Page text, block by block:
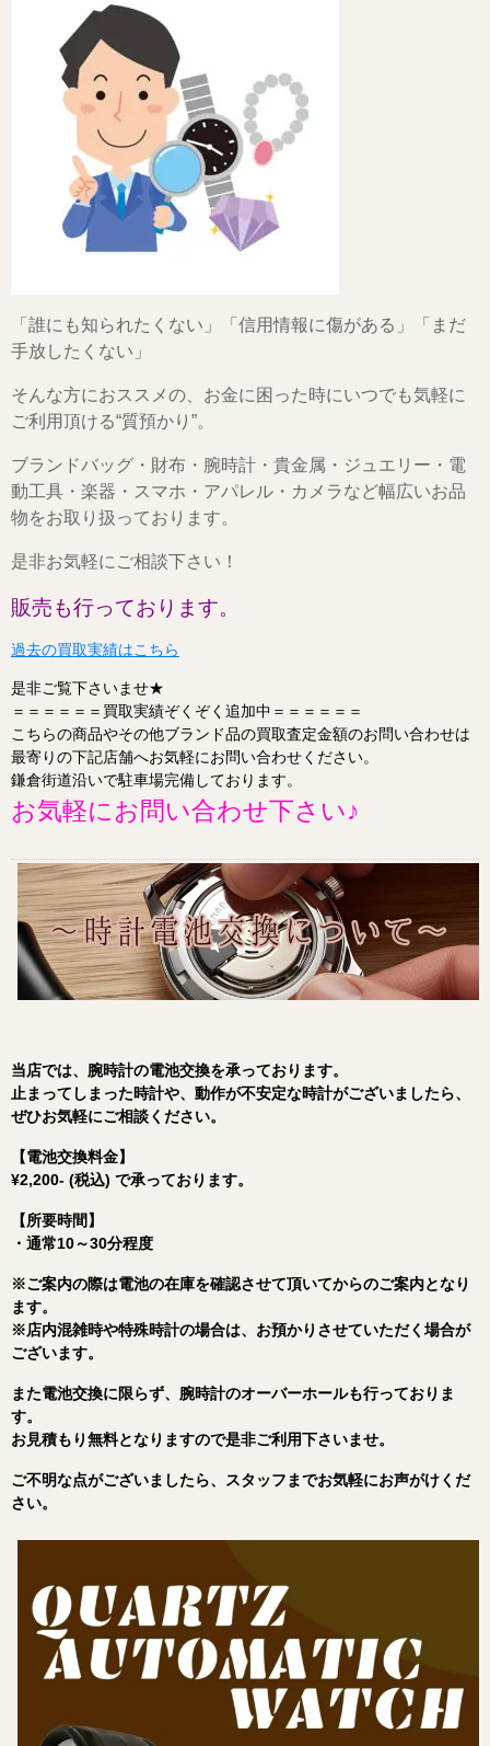
「誰にも知られたくない」「信用情報に傷がある」「まだ
手放したくない」
そんな方におススメの、お金に困った時にいつでも気軽に
ご利用頂ける“質預かり”。
ブランドバッグ・財布・腕時計・貴金属・ジュエリー・電
動工具・楽器・スマホ・アパレル・カメラなど幅広いお品
物をお取り扱っております。
是非お気軽にご相談下さい！
販売も行っております。
過去の買取実績はこちら
是非ご覧下さいませ★
＝＝＝＝＝＝買取実績ぞくぞく追加中＝＝＝＝＝＝
こちらの商品やその他ブランド品の買取査定金額のお問い合わせは
最寄りの下記店舗へお気軽にお問い合わせください。
鎌倉街道沿いで駐車場完備しております。
お気軽にお問い合わせ下さい♪
当店では、 腕時計の電池交換を承っており ます。
止 ま って し まった時計や、 動作が不安定な時計がございま したら、
ぜひお気軽にご相談ください。
【電池交換料金】
¥2,200- (税込) で承っております。
【所要時間】
・ 通常10～30分程度
※ご案内の際は電池の在庫を確認させて頂いてからのご案内となり
ます。
※店内混雑時や特殊時計の場合は、 お預かり させていただく 場合が
ございます。
また電池交換に限らず、腕時計のオーバーホールも行っておりま
す。
お見積もり無料となりますので是非ご利用下さいませ。
ご不明な点がございま したら、 スタッフ までお気軽にお声がけくだ
さい。